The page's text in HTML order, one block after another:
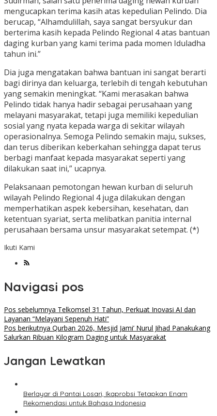
mengucapkan terima kasih atas kepedulian Pelindo. Dia
berucap, “Alhamdulillah, saya sangat bersyukur dan
berterima kasih kepada Pelindo Regional 4 atas bantuan
daging kurban yang kami terima pada momen Iduladha
tahun ini.”
Dia juga mengatakan bahwa bantuan ini sangat berarti
bagi dirinya dan keluarga, terlebih di tengah kebutuhan
yang semakin meningkat. “Kami merasakan bahwa
Pelindo tidak hanya hadir sebagai perusahaan yang
melayani masyarakat, tetapi juga memiliki kepedulian
sosial yang nyata kepada warga di sekitar wilayah
operasionalnya. Semoga Pelindo semakin maju, sukses,
dan terus diberikan keberkahan sehingga dapat terus
berbagi manfaat kepada masyarakat seperti yang
dilakukan saat ini,” ucapnya.
Pelaksanaan pemotongan hewan kurban di seluruh
wilayah Pelindo Regional 4 juga dilakukan dengan
memperhatikan aspek kebersihan, kesehatan, dan
ketentuan syariat, serta melibatkan panitia internal
perusahaan bersama unsur masyarakat setempat. (*)
Ikuti Kami
Navigasi pos
Pos sebelumnya Telkomsel 31 Tahun, Perkuat Inovasi AI dan
Layanan “Melayani Sepenuh Hati”
Pos berikutnya Qurban 2026, Mesjid Jami’ Nurul Jihad Panakukang
Salurkan Ribuan Kilogram Daging untuk Masyarakat
Jangan Lewatkan
Berlayar di Pantai Losari, Ikaprobsi Tetapkan Enam
Rekomendasi untuk Bahasa Indonesia